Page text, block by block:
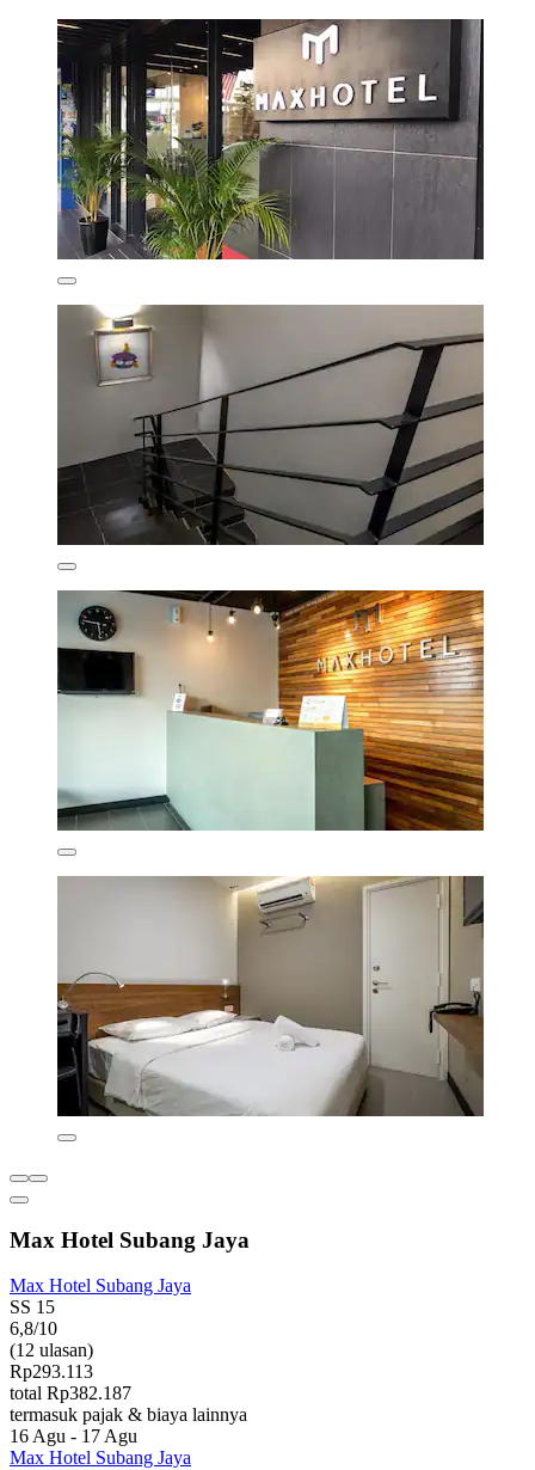
Max Hotel Subang Jaya
Max Hotel Subang Jaya
SS 15
6,8/10
(12 ulasan)
Rp293.113
total Rp382.187
termasuk pajak & biaya lainnya
16 Agu - 17 Agu
Max Hotel Subang Jaya